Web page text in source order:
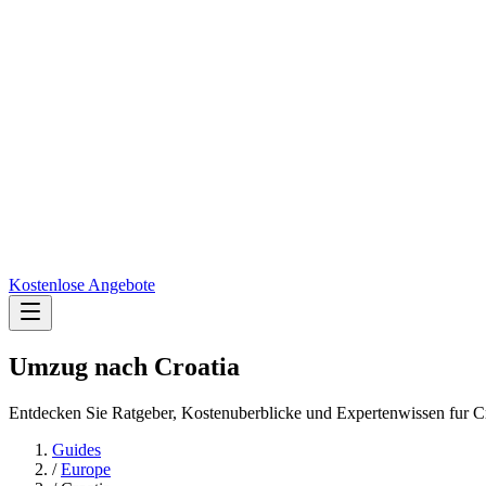
Kostenlose Angebote
Umzug nach Croatia
Entdecken Sie Ratgeber, Kostenuberblicke und Expertenwissen fur
Guides
/Europe